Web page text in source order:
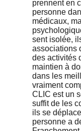
prennent en
personne
médicaux,
sent isolée,
associations
des activités
maintien à
dans les
vraiment
CLIC est un
suffit de les
ils se
personne a